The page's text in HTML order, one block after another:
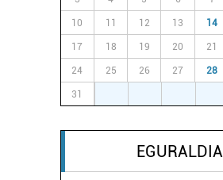
10 11 12 13 14
17 18 19 20 21
24 25 26 27 28
31
EGURALDIA